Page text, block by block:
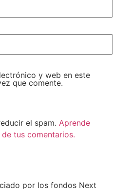
y web en este
que comente.
el spam. Aprende
tus comentarios.
por los fondos Next